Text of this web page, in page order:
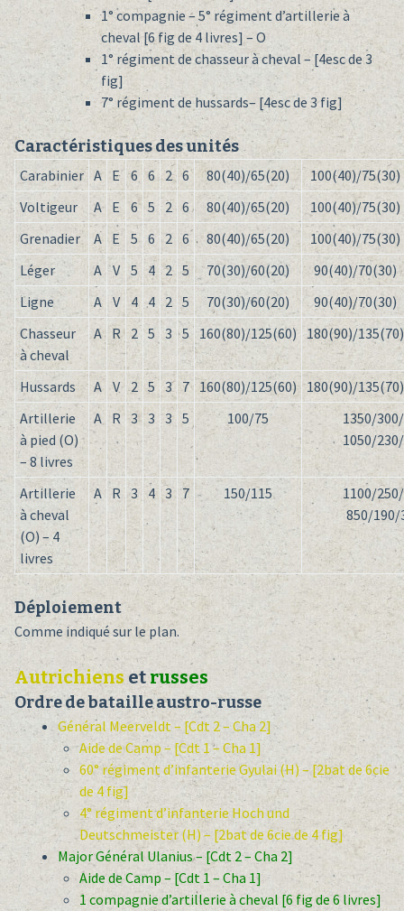
1° compagnie – 5° régiment d’artillerie à
cheval [6 fig de 4 livres] – O
1° régiment de chasseur à cheval – [4esc de 3
fig]
7° régiment de hussards– [4esc de 3 fig]
Caractéristiques des unités
Carabinier A E 6 6 2 6 80(40)/65(20)
100(40)/75(30)
Voltigeur
A E 6 5 2 6 80(40)/65(20)
100(40)/75(30)
Grenadier
A E 5 6 2 6 80(40)/65(20)
100(40)/75(30)
Léger
A V 5 4 2 5 70(30)/60(20)
90(40)/70(30)
Ligne
A V 4 4 2 5 70(30)/60(20)
90(40)/70(30)
Chasseur
à cheval
A R 2 5 3 5 160(80)/125(60) 180(90)/135(70)
Hussards A V 2 5 3 7 160(80)/125(60)
180(90)/135(70)
Artillerie
à pied (O)
– 8 livres
A R 3 3 3 5 100/75
1350/
1050/
Artillerie
à cheval
(O) – 4
livres
A R 3 4 3 7 150/115
1100/
850/190/
Déploiement
Comme indiqué sur le plan.
Autrichiens et russes
Ordre de bataille austro-russe
Général Meerveldt – [Cdt 2 – Cha 2]
Aide de Camp – [Cdt 1 – Cha 1]
60° régiment d’infanterie Gyulai (H) – [2bat de 6cie
de 4 fig]
4° régiment d’infanterie Hoch und
Deutschmeister (H) – [2bat de 6cie de 4 fig]
Major Général Ulanius – [Cdt 2 – Cha 2]
Aide de Camp – [Cdt 1 – Cha 1]
1 compagnie d’artillerie à cheval [6 fig de 6 livres]